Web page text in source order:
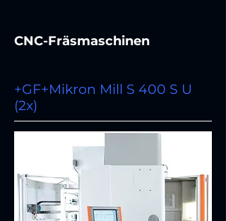
CNC-Fräsmaschinen
+GF+Mikron Mill S 400 S U
(2x)